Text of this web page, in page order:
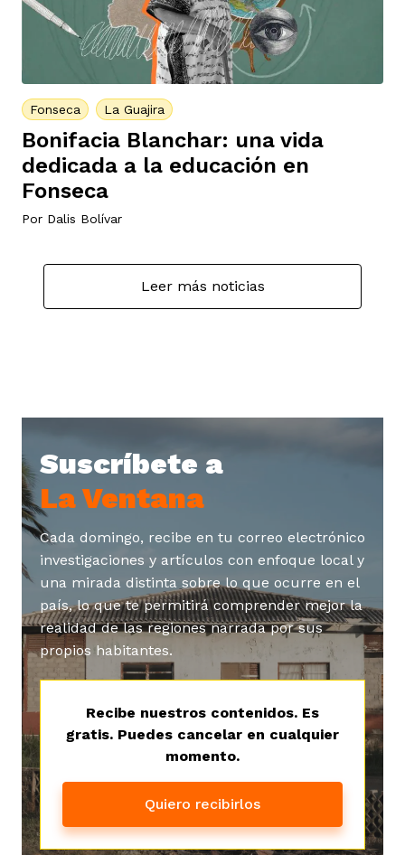
Fonseca La Guajira
Bonifacia Blanchar: una vida
dedicada a la educación en
Fonseca
Por Dalis Bolívar
Leer más noticias
Suscríbete a
La Ventana
Cada domingo, recibe en tu correo electrónico
investigaciones y artículos con enfoque local y
una mirada distinta sobre lo que ocurre en el
país, lo que te permitirá comprender mejor la
realidad de las regiones narrada por sus
propios habitantes.
Recibe nuestros contenidos. Es
gratis. Puedes cancelar en cualquier
momento.
Quiero recibirlos